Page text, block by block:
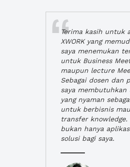
Terima kasih untuk
XWORK yang
saya menemukan
untuk Business
maupun lecture
Sebagai dosen dan
saya membutuhkan
yang nyaman
untuk berbisnis
transfer knowledge.
bukan hanya
solusi bagi saya.